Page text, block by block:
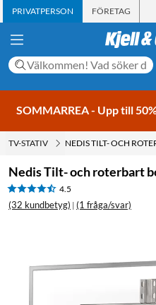
PRIVATPERSON FÖRETAG
SOMMARREA - Upp till
TV-STATIV
Nedis Tilt- och roterbart
4.5
(32 kundbetyg) | (1 fråga/svar)